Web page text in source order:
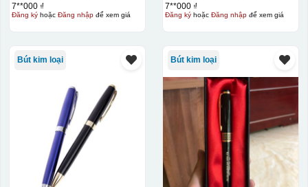
7**000 ₫
Đăng kýhoặc Đăng nhậpđể xem giá
7**000 ₫
Đăng kýhoặc Đăng nhậpđể xem giá
Bút kim loại Bút kim loại